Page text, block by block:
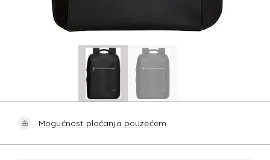
Mogućnost plaćanja pouzećem